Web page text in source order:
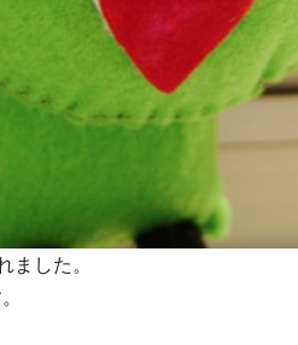
ました。